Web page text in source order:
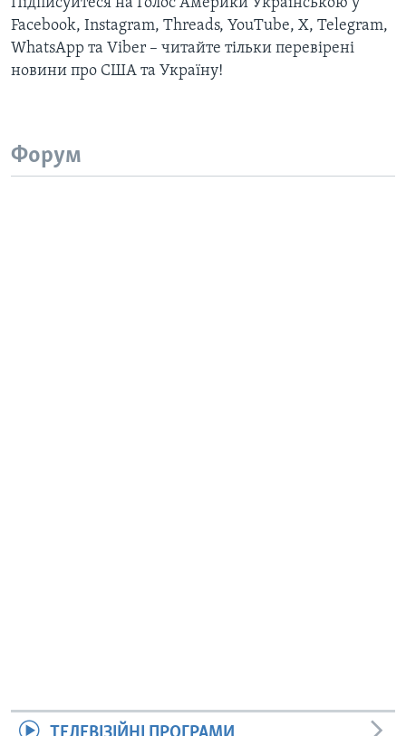
Підписуйтеся на Голос Америки Українською у
Facebook, Instagram, Threads, YouTube, X, Telegram,
WhatsApp та Viber – читайте тільки перевірені
новини про США та Україну!
Форум